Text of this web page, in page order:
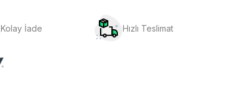
Kolay İade Hızlı Teslimat